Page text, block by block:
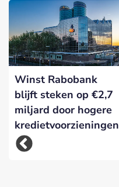
Winst Rabobank
blijft steken op €2,7
miljard door hogere
kredietvoorzieningen